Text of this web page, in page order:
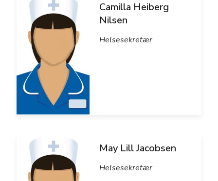
Camilla Heiberg
Nilsen
Helsesekretær
May Lill Jacobsen
Helsesekretær